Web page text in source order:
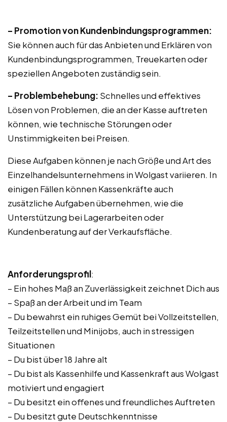
– Promotion von Kundenbindungsprogrammen:
Sie können auch für das Anbieten und Erklären von
Kundenbindungsprogrammen, Treuekarten oder
speziellen Angeboten zuständig sein.
– Problembehebung: Schnelles und effektives
Lösen von Problemen, die an der Kasse auftreten
können, wie technische Störungen oder
Unstimmigkeiten bei Preisen.
Diese Aufgaben können je nach Größe und Art des
Einzelhandelsunternehmens in Wolgast variieren. In
einigen Fällen können Kassenkräfte auch
zusätzliche Aufgaben übernehmen, wie die
Unterstützung bei Lagerarbeiten oder
Kundenberatung auf der Verkaufsfläche.
Anforderungsprofil:
– Ein hohes Maß an Zuverlässigkeit zeichnet Dich aus
– Spaß an der Arbeit und im Team
– Du bewahrst ein ruhiges Gemüt bei Vollzeitstellen,
Teilzeitstellen und Minijobs, auch in stressigen
Situationen
– Du bist über 18 Jahre alt
– Du bist als Kassenhilfe und Kassenkraft aus Wolgast
motiviert und engagiert
– Du besitzt ein offenes und freundliches Auftreten
– Du besitzt gute Deutschkenntnisse